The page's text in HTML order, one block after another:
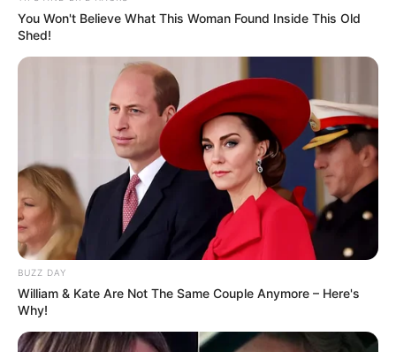
Akting
You Won't Believe What This Woman Found Inside This Old
Shed!
BUZZ DAY
William & Kate Are Not The Same Couple Anymore – Here's
Why!